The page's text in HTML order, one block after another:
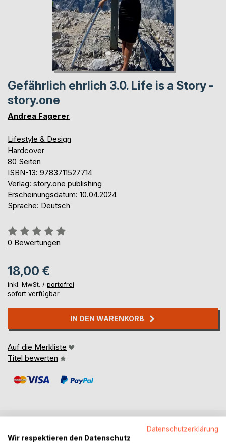
Gefährlich ehrlich 3.0. Life is a Story -
story.one
Andrea Fagerer
Lifestyle & Design
Hardcover
80 Seiten
ISBN-13: 9783711527714
Verlag: story.one publishing
Erscheinungsdatum: 10.04.2024
Sprache: Deutsch
Bewertung::
0%
0 Bewertungen
18,00 €
inkl. MwSt. / portofrei
sofort verfügbar
IN DEN WARENKORB
Auf die Merkliste
Titel bewerten
BESCHREIBUNG
Datenschutzerklärung
Wir respektieren den Datenschutz